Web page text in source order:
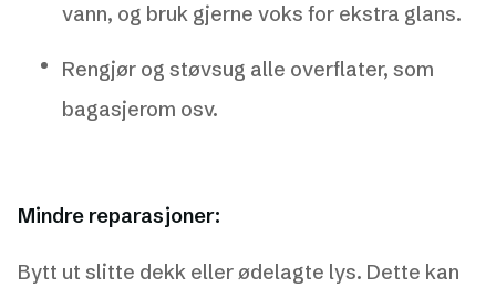
vann, og bruk gjerne voks for ekstra glans.
Rengjør og støvsug alle overflater, som
bagasjerom osv.
Mindre reparasjoner:
Bytt ut slitte dekk eller ødelagte lys. Dette kan